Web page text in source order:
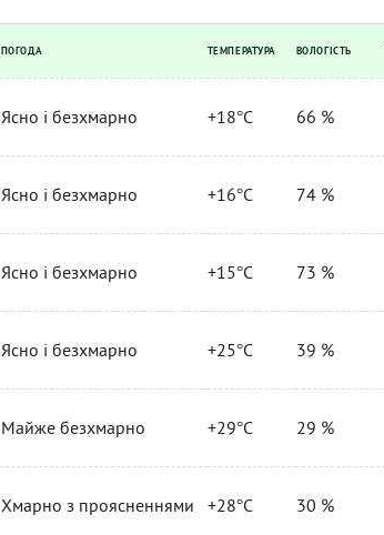
ПОГОДА ТЕМПЕРАТУРА ВОЛОГІСТЬ
Ясно і безхмарно +18°C 66 %
Ясно і безхмарно +16°C 74 %
Ясно і безхмарно +15°C 73 %
Ясно і безхмарно +25°C 39 %
Майже безхмарно +29°C 29 %
Хмарно з проясненнями +28°C 30 %